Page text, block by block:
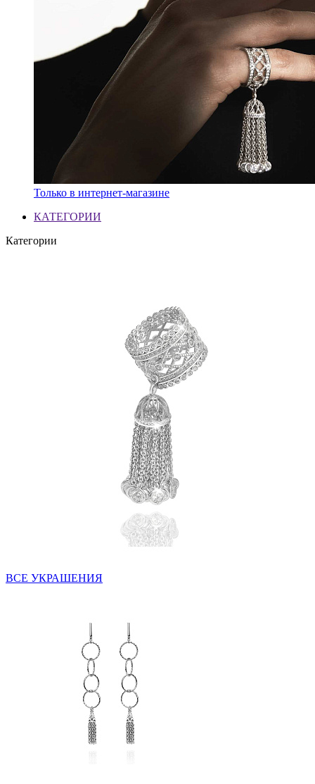
Только в интернет-магазине
КАТЕГОРИИ
Категории
ВСЕ УКРАШЕНИЯ